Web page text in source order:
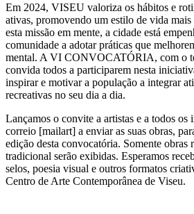
Em 2024, VISEU valoriza os hábitos e
ativas, promovendo um estilo de vida
esta missão em mente, a cidade está
comunidade a adotar práticas que
mental. A VI CONVOCATÓRIA, com o
convida todos a participarem nesta
inspirar e motivar a população a integrar
recreativas no seu dia a dia.
Lançamos o convite a artistas e a todos os
correio [mailart] a enviar as suas obras,
edição desta convocatória. Somente obras
tradicional serão exibidas. Esperamos
selos, poesia visual e outros formatos
Centro de Arte Contemporânea de Viseu.